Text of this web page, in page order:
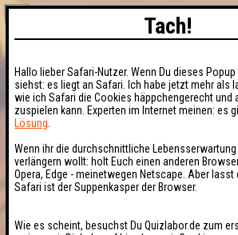
Tach!
Hallo lieber Safari-Nutzer. Wenn Du dieses
siehst: es liegt an Safari. Ich habe jetzt mehr als
wie ich Safari die Cookies häppchengerecht und
zuspielen kann. Experten im Internet meinen: es
Lösung
Wenn ihr die durchschnittliche
verlängern wollt: holt Euch einen anderen
Opera, Edge - meinetwegen Netscape. Aber lasst
Safari ist der Suppenkasper der Browser.
Wie es scheint, besuchst Du Quizlabor.de zum